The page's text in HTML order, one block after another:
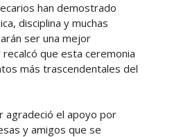
han demostrado
disciplina y muchas
ser una mejor
recalcó que esta ceremonia
más trascendentales del
agradeció el apoyo por
y amigos que se